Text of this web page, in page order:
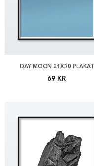
DAY MOON 21X30 PLAKAT
69 KR